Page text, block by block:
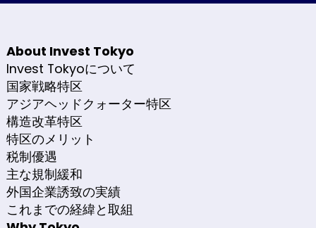
About Invest Tokyo
Invest Tokyoについて
国家戦略特区
アジアヘッドクォーター特区
構造改革特区
特区のメリット
税制優遇
主な規制緩和
外国企業誘致の実績
これまでの経緯と取組